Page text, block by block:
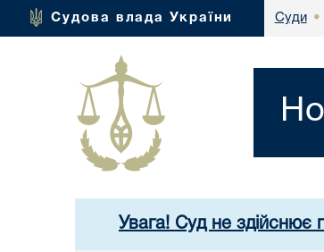
Судова влада України Суди •
Увага! Суд не здійснює